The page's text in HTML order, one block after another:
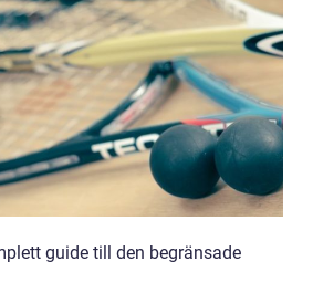
guide till den begränsade